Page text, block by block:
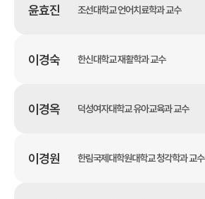
윤효진 조선대학교 언어치료학과 교수
이경숙 한신대학교 재활학과 교수
이경옥 덕성여자대학교 유아교육과 교수
이경원 한림국제대학원대학교 청각학과 교수